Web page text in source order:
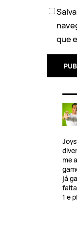
que
me
já
falta
1 e